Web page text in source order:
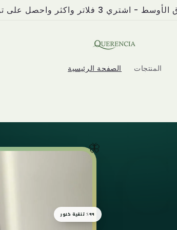
واكثر واحصل على توصيل مجاناً
الصفحة الرئيسية المنتجات
٩٩٪ تنقية كلور
🦋